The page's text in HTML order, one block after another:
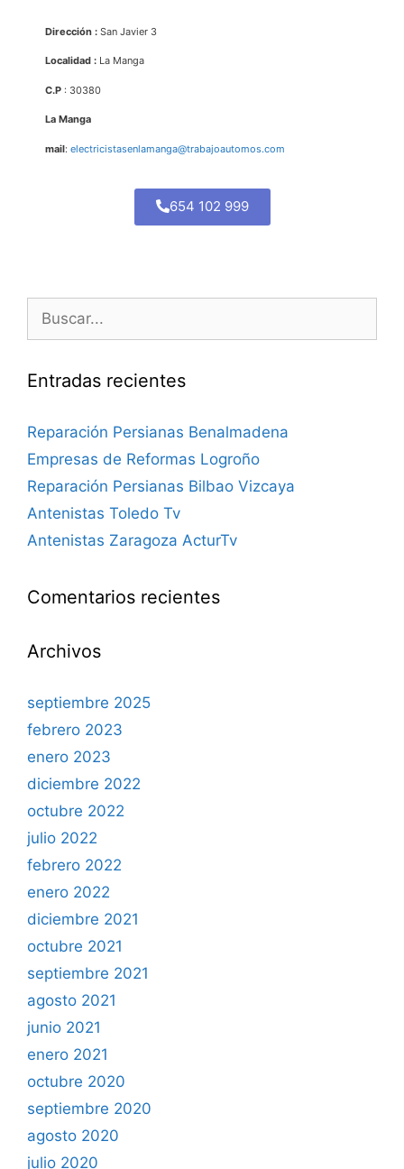
Dirección : San Javier 3
Localidad : La Manga
C.P : 30380
La Manga
mail: electricistasenlamanga@trabajoautomos.com
654 102 999
Entradas recientes
Reparación Persianas Benalmadena
Empresas de Reformas Logroño
Reparación Persianas Bilbao Vizcaya
Antenistas Toledo Tv
Antenistas Zaragoza ActurTv
Comentarios recientes
Archivos
septiembre 2025
febrero 2023
enero 2023
diciembre 2022
octubre 2022
julio 2022
febrero 2022
enero 2022
diciembre 2021
octubre 2021
septiembre 2021
agosto 2021
junio 2021
enero 2021
octubre 2020
septiembre 2020
agosto 2020
julio 2020